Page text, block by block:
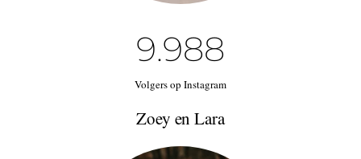
Volgers op Instagram
9.988
Zoey en Lara